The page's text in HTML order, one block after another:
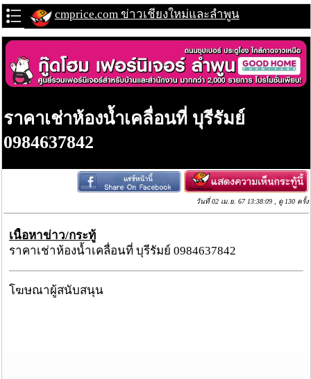
cmprice.com ข่าวเชียงใหม่และลำพูน
ราคาเช่าห้องน้ำเคลื่อนที่ บุรีรัมย์
0984637842
วันที่ 02 เม.ย. 67 13:38:09 , ดู 130 ครั้ง
เนื้อหาข่าว/กระทู้
ราคาเช่าห้องน้ำเคลื่อนที่ บุรีรัมย์ 0984637842
โฆษณาผู้สนับสนุน